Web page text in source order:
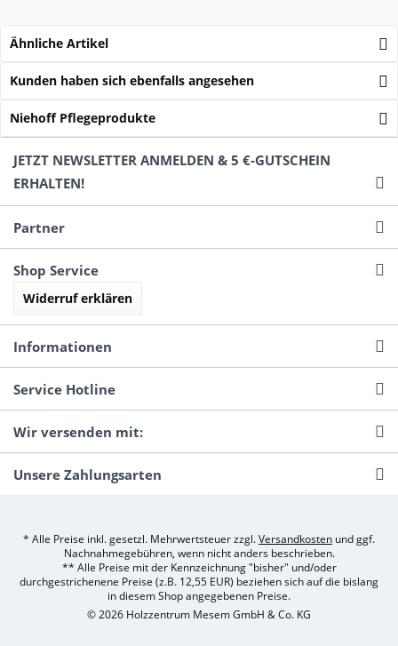
Ähnliche Artikel
Kunden haben sich ebenfalls angesehen
Niehoff Pflegeprodukte
JETZT NEWSLETTER ANMELDEN & 5 €-GUTSCHEIN
ERHALTEN!
Partner
Shop Service
Widerruf erklären
Informationen
Service Hotline
Wir versenden mit:
Unsere Zahlungsarten
* Alle Preise inkl. gesetzl. Mehrwertsteuer zzgl.Versandkosten und ggf.
Nachnahmegebühren, wenn nicht anders beschrieben.
** Alle Preise mit der Kennzeichnung "bisher" und/oder
durchgestrichenene Preise (z.B. 12,55 EUR) beziehen sich auf die bislang
in diesem Shop angegebenen Preise.
© 2026 Holzzentrum Mesem GmbH & Co. KG